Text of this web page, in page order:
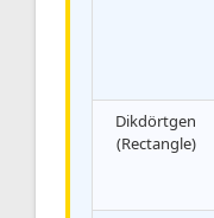
Dikdörtgen
(Rectangle)